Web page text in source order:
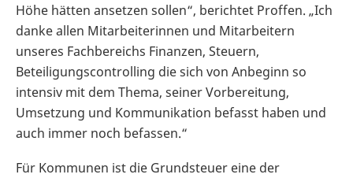
Höhe hätten ansetzen sollen“, berichtet Proffen. „Ich
danke allen Mitarbeiterinnen und Mitarbeitern
unseres Fachbereichs Finanzen, Steuern,
Beteiligungscontrolling die sich von Anbeginn so
intensiv mit dem Thema, seiner Vorbereitung,
Umsetzung und Kommunikation befasst haben und
auch immer noch befassen.“
Für Kommunen ist die Grundsteuer eine der